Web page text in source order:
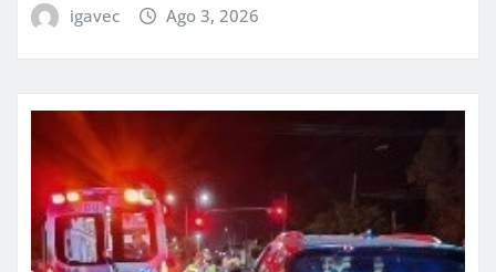
igavec Ago 3, 2026